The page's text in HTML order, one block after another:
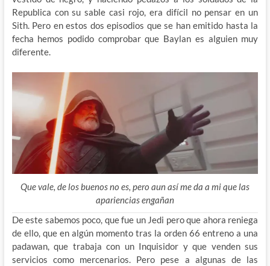
Republica con su sable casi rojo, era difícil no pensar en un
Sith. Pero en estos dos episodios que se han emitido hasta la
fecha hemos podido comprobar que Baylan es alguien muy
diferente.
Que vale, de los buenos no es, pero aun así me da a mi que las
apariencias engañan
De este sabemos poco, que fue un Jedi pero que ahora reniega
de ello, que en algún momento tras la orden 66 entreno a una
padawan, que trabaja con un Inquisidor y que venden sus
servicios como mercenarios. Pero pese a algunas de las